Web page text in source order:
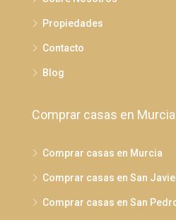
Propiedades
Contacto
Blog
Comprar casas en Murcia
Comprar casas en Murcia
Comprar casas en San
Comprar casas en San